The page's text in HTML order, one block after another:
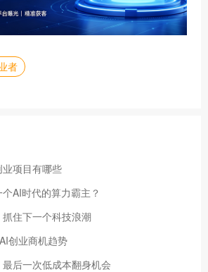
者
项目有哪些
AI时代的算力霸主？
住下一个科技浪潮
创业商机趋势
后一次低成本翻身机会